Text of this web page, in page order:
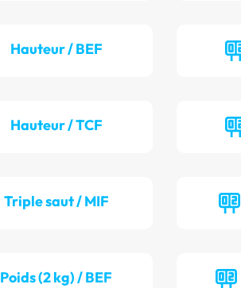
Hauteur / BEF
Hauteur / TCF
Triple saut / MIF
Poids (2 kg) / BEF